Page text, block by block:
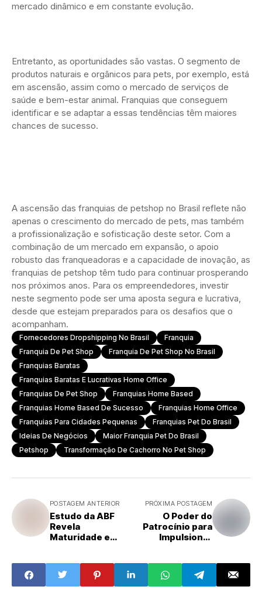
mercado dinâmico e em constante evolução.
Entretanto, as oportunidades são vastas. O segmento de
produtos naturais e orgânicos para pets, por exemplo, está
em ascensão, assim como o mercado de serviços de
saúde e bem-estar animal. Franquias que conseguem
identificar e se adaptar a essas tendências têm maiores
chances de sucesso.
A ascensão das franquias de petshop no Brasil reflete não
apenas o crescimento do mercado de pets, mas também
a profissionalização e sofisticação deste setor. Com a
combinação de um mercado em expansão, o apoio
robusto das franqueadoras e a capacidade de inovação, as
franquias de petshop têm tudo para continuar prosperando
nos próximos anos. Para os empreendedores, investir
neste segmento pode ser uma aposta segura e lucrativa,
desde que estejam preparados para os desafios que o
acompanham.
Fornecedores Dropshipping No Brasil
Franquia
Franquia De Pet Shop
Franquia De Pet Shop No Brasil
Franquias Baratas
Franquias Baratas E Lucrativas Home Office
Franquias De Pet Shop
Franquias Home Based
Franquias Home Based De Sucesso
Franquias Home Office
Franquias Para Cidades Pequenas
Franquias Pet Do Brasil
Ideias De Negócios
Maior Franquia Pet Do Brasil
Petshop
Transformação De Cachorro No Pet Shop
POSTAGEM ANTERIOR
Estudo da ABF
Revela
Maturidade e
no Brasil
PRÓXIMA POSTAGEM
O Poder do
Patrocínio para
Impulsionar